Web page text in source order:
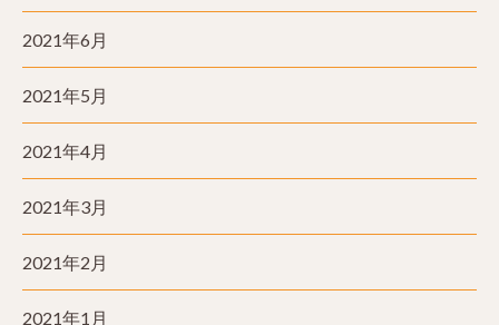
2021年6月
2021年5月
2021年4月
2021年3月
2021年2月
2021年1月